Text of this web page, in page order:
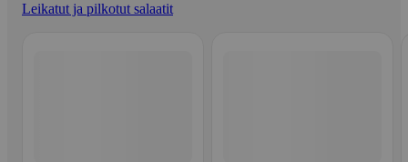
Leikatut ja pilkotut salaatit